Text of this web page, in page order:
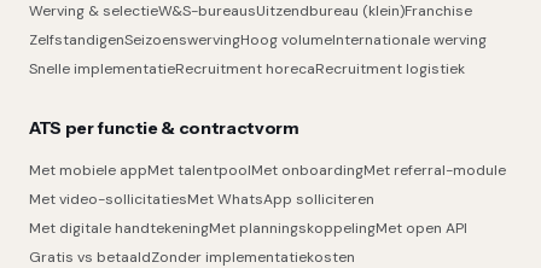
Werving & selectieW&S-bureausUitzendbureau (klein)Franchise
ZelfstandigenSeizoenswervingHoog volumeInternationale werving
Snelle implementatieRecruitment horecaRecruitment logistiek
ATS per functie & contractvorm
Met mobiele appMet talentpoolMet onboardingMet referral-module
Met video-sollicitatiesMet WhatsApp solliciteren
Met digitale handtekeningMet planningskoppelingMet open API
Gratis vs betaaldZonder implementatiekosten